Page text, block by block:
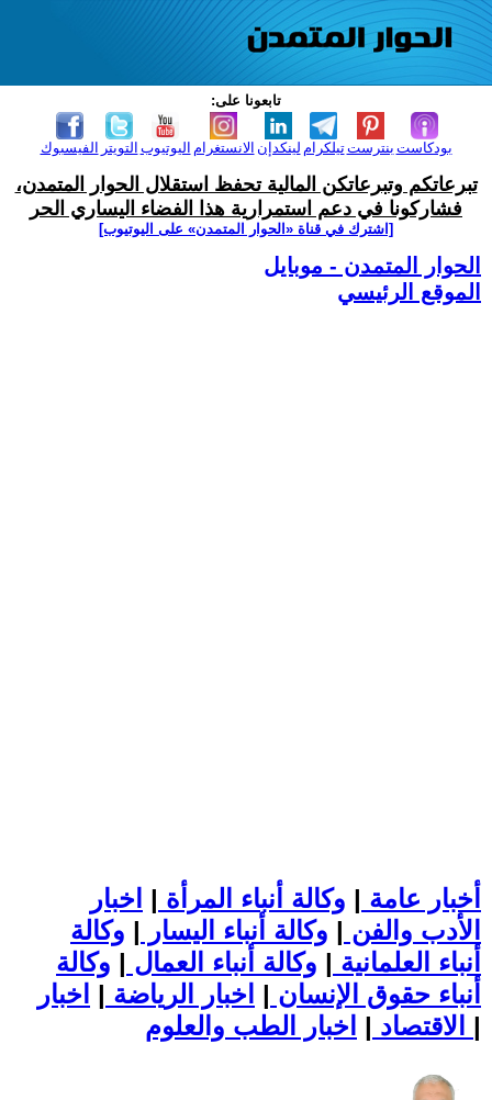
تابعونا على:
الفيسبوك التويتر اليوتيوب الانستغرام لينكدإن تيلكرامبنترست بودكاست
تبرعاتكم وتبرعاتكن المالية تحفظ استقلال الحوار المتمدن،
فشاركونا في دعم استمرارية هذا الفضاء اليساري الحر
[اشترك في قناة ‫«الحوار المتمدن» على اليوتيوب]
الحوار المتمدن - موبايل
الموقع الرئيسي
أخبار عامة | وكالة أنباء المرأة | اخبار
الأدب والفن | وكالة أنباء اليسار | وكالة
أنباء العلمانية | وكالة أنباء العمال | وكالة
أنباء حقوق الإنسان | اخبار الرياضة | اخبار
الاقتصاد | |